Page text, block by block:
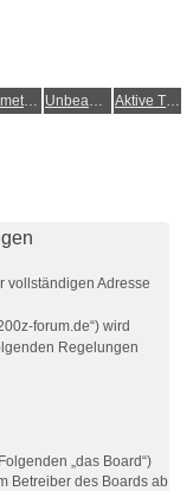
Kilometerstatistik Unbeantwortete Themen Aktive Themen
vollständigen Adresse
forum.de“) wird
Regelungen
„das Board“)
Betreiber des Boards ab